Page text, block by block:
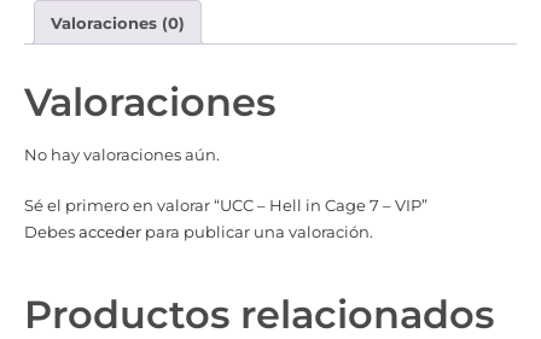
Valoraciones (0)
Valoraciones
No hay valoraciones aún.
Sé el primero en valorar “UCC – Hell in Cage 7 – VIP”
Debesacceder para publicar una valoración.
Productos relacionados